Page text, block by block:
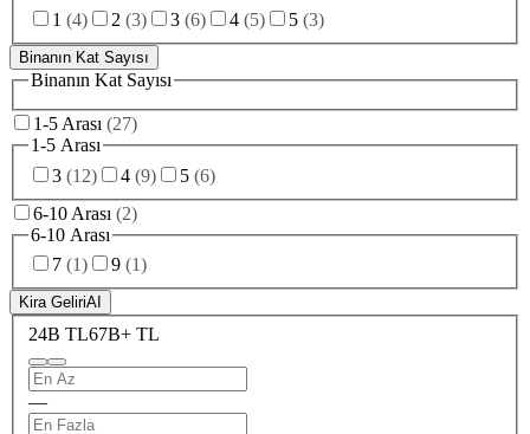
1 (4) 2 (3) 3 (6) 4 (5) 5 (3)
Binanın Kat Sayısı
Binanın Kat Sayısı
1-5 Arası (27)
1-5 Arası
3 (12) 4 (9) 5 (6)
6-10 Arası (2)
6-10 Arası
7 (1) 9 (1)
Kira GeliriAI
24B TL67B+ TL
—